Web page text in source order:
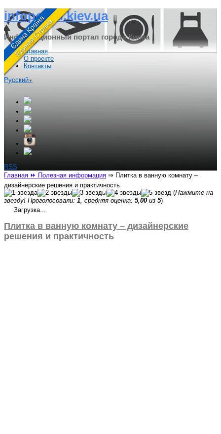
infoportal.kiev.ua
Информационный портал города Киева
Главная
О проекте
Контакты
Русский ▼
RSS
Главная ⏩ Полезная информация ⇒ Плитка в ванную комнату –
дизайнерские решения и практичность
(Нажмите на
звезду! Проголосовали: 1 , средняя оценка: 5,00 из 5)
Загрузка...
Плитка в ванную комнату – дизайнерские
решения и практичность